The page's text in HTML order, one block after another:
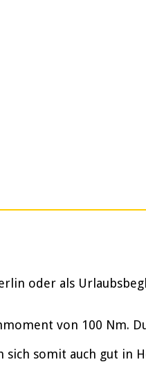
oder als
von 100 Nm.
somit auch gut in